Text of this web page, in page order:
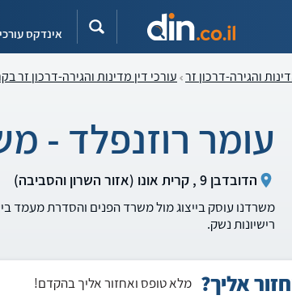
אינדקס
והגירה-דרכון זר עורכי דין מדינות והגירה-דרכון זר
עומר רוזנפלד -
הדובדבן 9 , קרית אונו (אזור השרון והסביבה)
משרדנו עוסק בייצוג מול משרד הפנים והסדרת מעמד
רישיונות נשק.
אליך? מלא טופס ואחזור אליך בהקדם!